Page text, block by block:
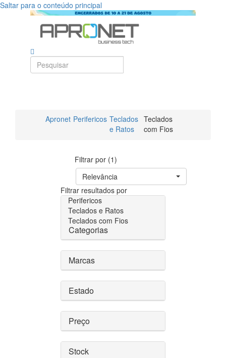
Saltar para o conteúdo principal
Apronet Perifericos Teclados
e Ratos
Teclados
com Fios
Filtrar por (1)
Relevância
Filtrar resultados por
Perifericos
Teclados e Ratos
Teclados com Fios
Categorias
Marcas
Estado
Preço
Stock